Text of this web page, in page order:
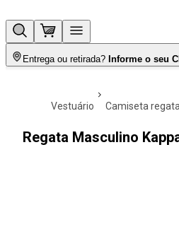
Entrega ou retirada? Informe o seu
vestuário camiseta regata
Regata Masculino